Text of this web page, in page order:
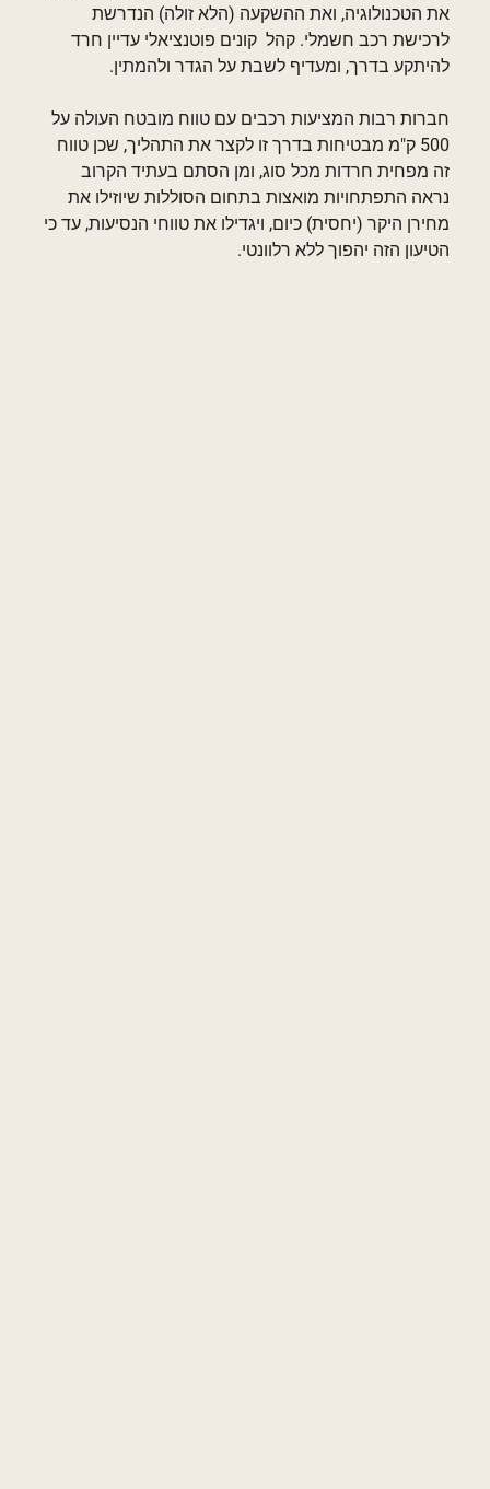
את הטכנולוגיה, ואת ההשקעה (הלא זולה) הנדרשת
לרכישת רכב חשמלי. קהל קונים פוטנציאלי עדיין חרד
להיתקע בדרך, ומעדיף לשבת על הגדר ולהמתין.
חברות רבות המציעות רכבים עם טווח מובטח העולה על
500 ק"מ מבטיחות בדרך זו לקצר את התהליך, שכן טווח
זה מפחית חרדות מכל סוג, ומן הסתם בעתיד הקרוב
נראה התפתחויות מואצות בתחום הסוללות שיוזילו את
מחירן היקר (יחסית) כיום, ויגדילו את טווחי הנסיעות, עד כי
הטיעון הזה יהפוך ללא רלוונטי.